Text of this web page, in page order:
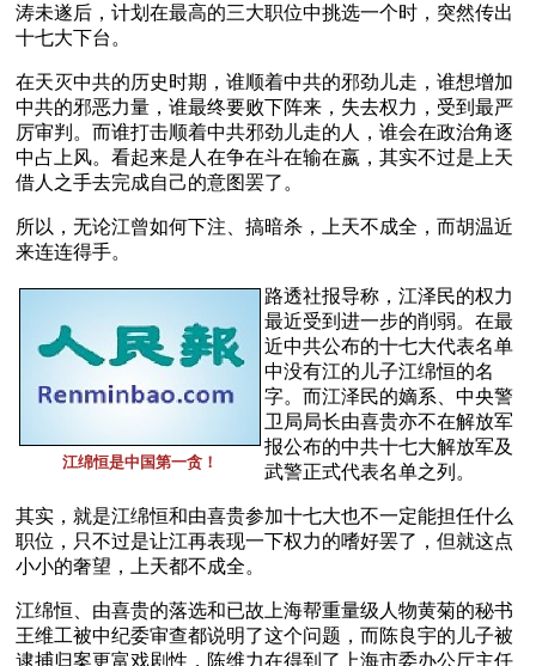
涛未遂后，计划在最高的三大职位中挑选一个时，突然传出
十七大下台。
在天灭中共的历史时期，谁顺着中共的邪劲儿走，谁想增加
中共的邪恶力量，谁最终要败下阵来，失去权力，受到最严
厉审判。而谁打击顺着中共邪劲儿走的人，谁会在政治角逐
中占上风。看起来是人在争在斗在输在嬴，其实不过是上天
借人之手去完成自己的意图罢了。
所以，无论江曾如何下注、搞暗杀，上天不成全，而胡温近
来连连得手。
江绵恒是中国第一贪！
路透社报导称，江泽民的权力
最近受到进一步的削弱。在最
近中共公布的十七大代表名单
中没有江的儿子江绵恒的名
字。而江泽民的嫡系、中央警
卫局局长由喜贵亦不在解放军
报公布的中共十七大解放军及
武警正式代表名单之列。
其实，就是江绵恒和由喜贵参加十七大也不一定能担任什么
职位，只不过是让江再表现一下权力的嗜好罢了，但就这点
小小的奢望，上天都不成全。
江绵恒、由喜贵的落选和已故上海帮重量级人物黄菊的秘书
王维工被中纪委审查都说明了这个问题，而陈良宇的儿子被
逮捕归案更富戏剧性，陈维力在得到了上海市委办公厅主任